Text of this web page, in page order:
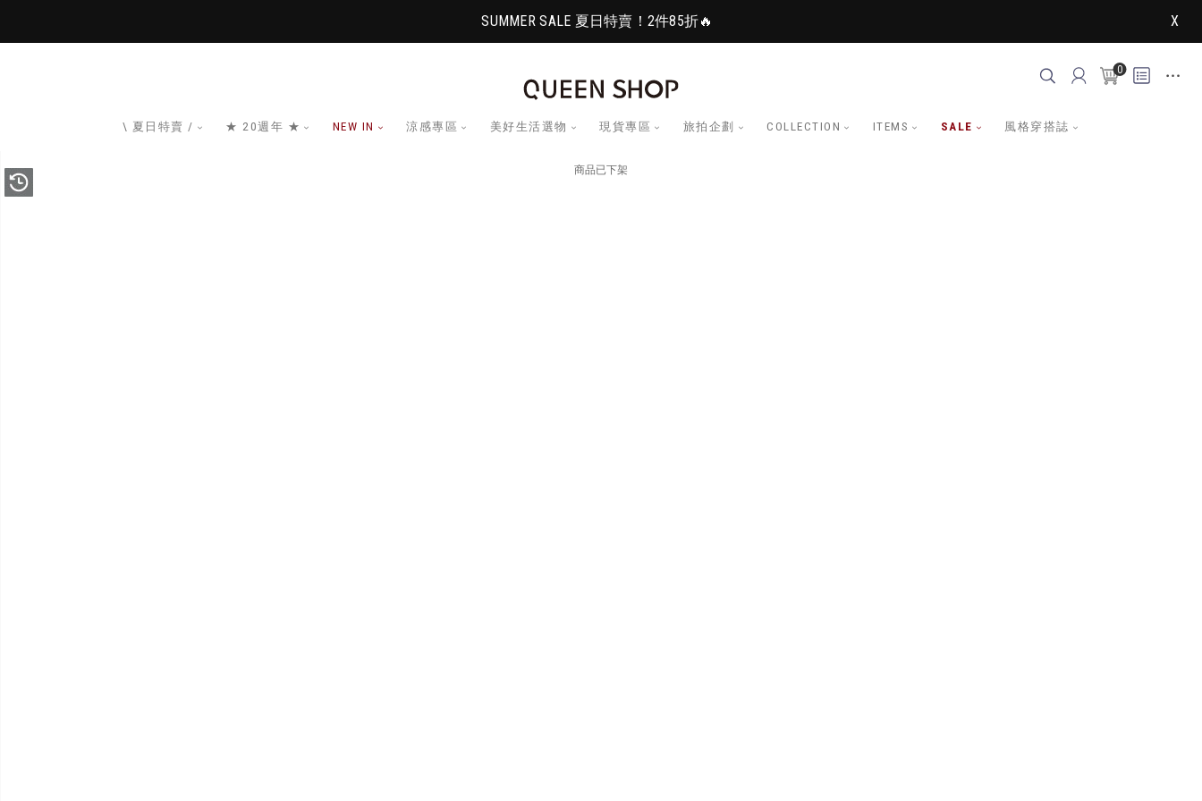
SUMMER SALE 夏日特賣！2件85折🔥 X
0
\ 夏日特賣 / ★ 20週年 ★ NEW IN 涼感專區 美好生活選物 現貨專區 旅拍企劃 COLLECTION ITEMS SALE 風格穿搭誌
商品已下架